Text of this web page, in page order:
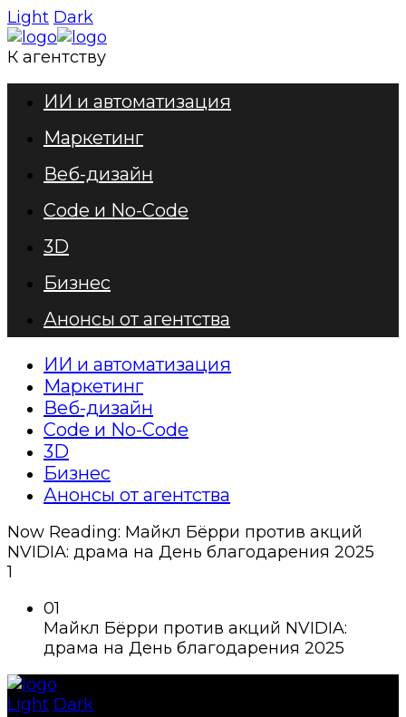
Light Dark
К агентству
ИИ и автоматизация
Маркетинг
Веб-дизайн
Code и No-Code
3D
Бизнес
Анонсы от агентства
ИИ и автоматизация
Маркетинг
Веб-дизайн
Code и No-Code
3D
Бизнес
Анонсы от агентства
Now Reading: Майкл Бёрри против акций
NVIDIA: драма на День благодарения 2025
1
01
Майкл Бёрри против акций NVIDIA:
драма на День благодарения 2025
Light Dark